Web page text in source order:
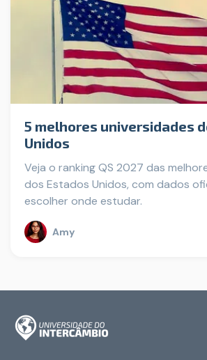
5 melhores universidades
Unidos
Veja o ranking QS 2027 das
dos Estados Unidos, com dados
escolher onde estudar.
Amy